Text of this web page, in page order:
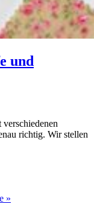
und
verschiedenen
richtig. Wir stellen
»